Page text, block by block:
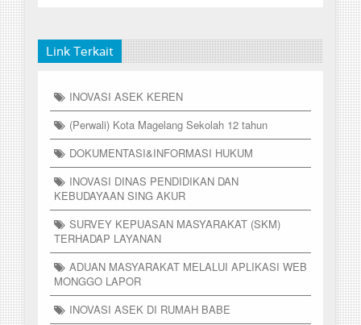
Link Terkait
INOVASI ASEK KEREN
(Perwali) Kota Magelang Sekolah 12 tahun
DOKUMENTASI&INFORMASI HUKUM
INOVASI DINAS PENDIDIKAN DAN
KEBUDAYAAN SING AKUR
SURVEY KEPUASAN MASYARAKAT (SKM)
TERHADAP LAYANAN
ADUAN MASYARAKAT MELALUI APLIKASI WEB
MONGGO LAPOR
INOVASI ASEK DI RUMAH BABE